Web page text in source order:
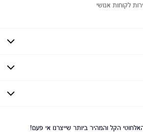
לקוחות אנושי
קל (68 גרם) שמגיב בקצב שלכם.
כן, עד 10 תשלומים ללא ריבית. הקל והמהיר ביותר שייצרנו אי פעם!